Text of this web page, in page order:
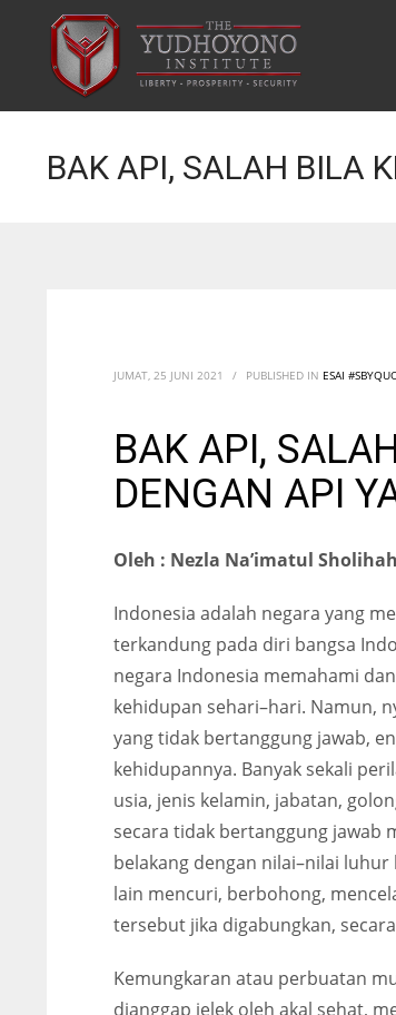
BAK API, SALAH BILA
JUMAT, 25 JUNI 2021 / PUBLISHED IN ESAI
BAK API,
DENGAN API
Oleh : Nezla Na’imatul Sholihah
Indonesia adalah negara yang
terkandung pada diri bangsa
negara Indonesia memahami
kehidupan sehari–hari. Namun,
yang tidak bertanggung jawab,
kehidupannya. Banyak sekali
usia, jenis kelamin, jabatan,
secara tidak bertanggung jawab
belakang dengan nilai–nilai
lain mencuri, berbohong,
tersebut jika digabungkan,
Kemungkaran atau perbuatan
dianggap jelek oleh akal sehat,